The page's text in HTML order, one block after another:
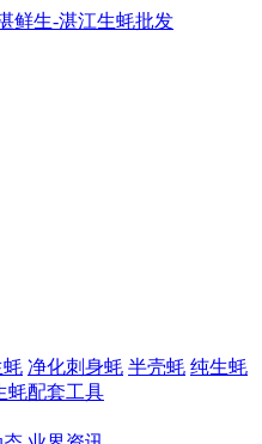
蚝 净化刺身蚝 半壳蚝 纯生蚝
蚝配套工具